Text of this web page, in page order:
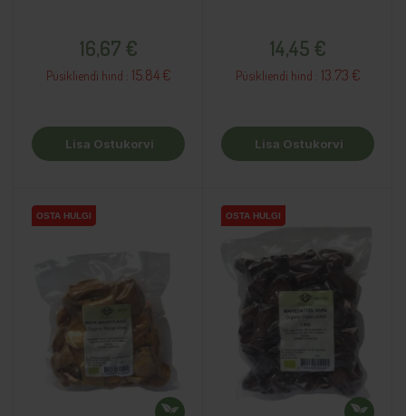
16,67 €
Püsikliendi hind : 15.84 €
Lisa Ostukorvi
14,45 €
Püsikliendi hind : 13.73 €
Lisa Ostukorvi
OSTA HULGI
OSTA HULGI
OSTA HULGI OSTA HULGI
OSTA HULGI
OSTA HULGI